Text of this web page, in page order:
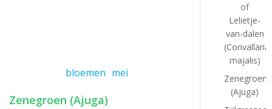
bloemen mei
Zenegroen (Ajuga)
of
Lelietje-
van-dalen
(Convallaria
majalis)
Zenegroen
(Ajuga)